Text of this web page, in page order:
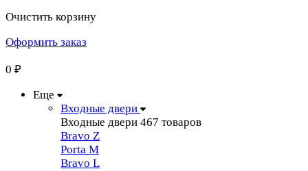
Очистить корзину
Оформить заказ
0 ₽
Еще
Входные двери
Входные двери 467 товаров
Bravo Z
Porta М
Bravo L